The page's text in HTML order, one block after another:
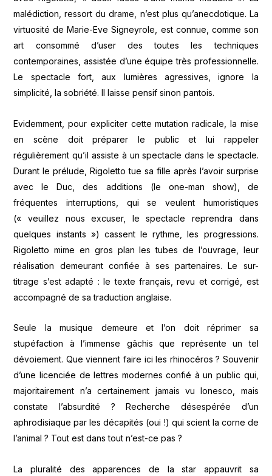
malédiction, ressort du drame, n’est plus qu’anecdotique. La
virtuosité de Marie-Eve Signeyrole, est connue, comme son
art consommé d’user des toutes les techniques
contemporaines, assistée d’une équipe très professionnelle.
Le spectacle fort, aux lumières agressives, ignore la
simplicité, la sobriété. Il laisse pensif sinon pantois.
Evidemment, pour expliciter cette mutation radicale, la mise
en scène doit préparer le public et lui rappeler
régulièrement qu’il assiste à un spectacle dans le spectacle.
Durant le prélude, Rigoletto tue sa fille après l’avoir surprise
avec le Duc, des additions (le one-man show), de
fréquentes interruptions, qui se veulent humoristiques
(« veuillez nous excuser, le spectacle reprendra dans
quelques instants ») cassent le rythme, les progressions.
Rigoletto mime en gros plan les tubes de l’ouvrage, leur
réalisation demeurant confiée à ses partenaires. Le sur-
titrage s’est adapté : le texte français, revu et corrigé, est
accompagné de sa traduction anglaise.
Seule la musique demeure et l’on doit réprimer sa
stupéfaction à l’immense gâchis que représente un tel
dévoiement. Que viennent faire ici les rhinocéros ? Souvenir
d’une licenciée de lettres modernes confié à un public qui,
majoritairement n’a certainement jamais vu Ionesco, mais
constate l’absurdité ? Recherche désespérée d’un
aphrodisiaque par les décapités (oui !) qui scient la corne de
l’animal ? Tout est dans tout n’est-ce pas ?
La pluralité des apparences de la star appauvrit sa